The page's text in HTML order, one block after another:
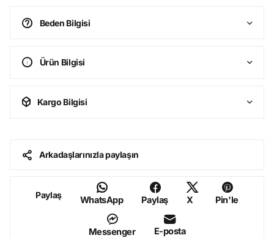
Beden Bilgisi
Ürün Bilgisi
Kargo Bilgisi
Arkadaşlarınızla paylaşın
Paylaş WhatsApp Paylaş X Pin'le
Messenger E-posta